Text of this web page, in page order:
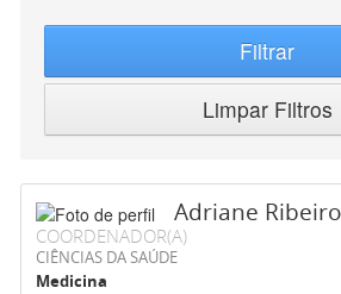
Filtrar
Limpar Filtros
Adriane
COORDENADOR(A)
CIÊNCIAS DA SAÚDE
Medicina